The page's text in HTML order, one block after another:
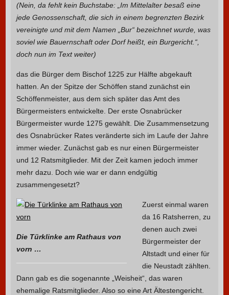
(Nein, da fehlt kein Buchstabe: „Im Mittelalter besaß eine
jede Genossenschaft, die sich in einem begrenzten Bezirk
vereinigte und mit dem Namen „Bur“ bezeichnet wurde, was
soviel wie Bauernschaft oder Dorf heißt, ein Burgericht.“,
doch nun im Text weiter)
das die Bürger dem Bischof 1225 zur Hälfte abgekauft
hatten. An der Spitze der Schöffen stand zunächst ein
Schöffenmeister, aus dem sich später das Amt des
Bürgermeisters entwickelte. Der erste Osnabrücker
Bürgermeister wurde 1275 gewählt. Die Zusammensetzung
des Osnabrücker Rates veränderte sich im Laufe der Jahre
immer wieder. Zunächst gab es nur einen Bürgermeister
und 12 Ratsmitglieder. Mit der Zeit kamen jedoch immer
mehr dazu. Doch wie war er dann endgültig
zusammengesetzt?
Die Türklinke am Rathaus von
vorn …
Zuerst einmal waren
da 16 Ratsherren, zu
denen auch zwei
Bürgermeister der
Altstadt und einer für
die Neustadt zählten.
Dann gab es die sogenannte „Weisheit“, das waren
ehemalige Ratsmitglieder. Also so eine Art Ältestengericht.